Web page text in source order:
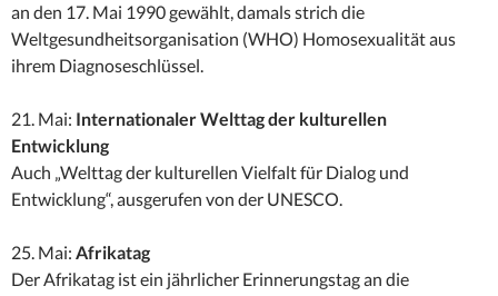
an den 17. Mai 1990 gewählt, damals strich die
Weltgesundheitsorganisation (WHO) Homosexualität aus
ihrem Diagnoseschlüssel.
21. Mai: Internationaler Welttag der kulturellen
Entwicklung
Auch „Welttag der kulturellen Vielfalt für Dialog und
Entwicklung“, ausgerufen von der UNESCO.
25. Mai: Afrikatag
Der Afrikatag ist ein jährlicher Erinnerungstag an die